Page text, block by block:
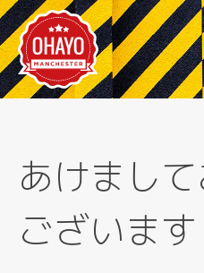
Skip
to
content
あけまし
ございます